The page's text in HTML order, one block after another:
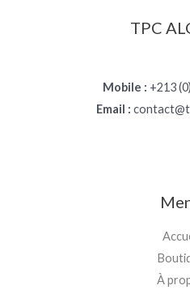
TPC
Mobile : +213
Email :
À